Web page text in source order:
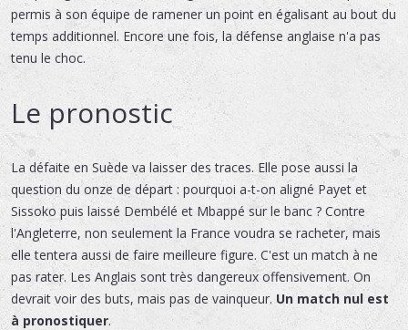
permis à son équipe de ramener un point en égalisant au bout du
temps additionnel. Encore une fois, la défense anglaise n'a pas
tenu le choc.
Le pronostic
La défaite en Suède va laisser des traces. Elle pose aussi la
question du onze de départ : pourquoi a-t-on aligné Payet et
Sissoko puis laissé Dembélé et Mbappé sur le banc ? Contre
l'Angleterre, non seulement la France voudra se racheter, mais
elle tentera aussi de faire meilleure figure. C'est un match à ne
pas rater. Les Anglais sont très dangereux offensivement. On
devrait voir des buts, mais pas de vainqueur. Un match nul est
à pronostiquer.